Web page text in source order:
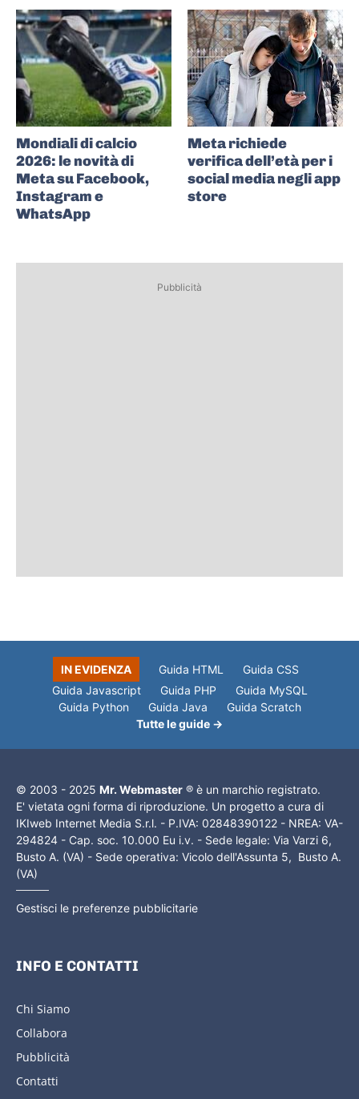
Mondiali di calcio
2026: le novità di
Meta su Facebook,
Instagram e
WhatsApp
Meta richiede
verifica dell’età per i
social media negli app
store
Pubblicità
IN EVIDENZA Guida HTML
Guida CSS
Guida Javascript
Guida PHP
Guida MySQL
Guida Python
Guida Java
Guida Scratch
Tutte le guide →
© 2003 - 2025 Mr. Webmaster ® è un marchio registrato.
E' vietata ogni forma di riproduzione. Un progetto a cura di
IKIweb Internet Media S.r.l. - P.IVA: 02848390122 - NREA: VA-
294824 - Cap. soc. 10.000 Eu i.v. - Sede legale: Via Varzi 6,
Busto A. (VA) - Sede operativa: Vicolo dell'Assunta 5, Busto A.
(VA)
Gestisci le preferenze pubblicitarie
INFO E CONTATTI
Chi Siamo
Collabora
Pubblicità
Contatti